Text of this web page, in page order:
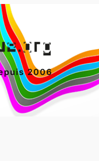
2006